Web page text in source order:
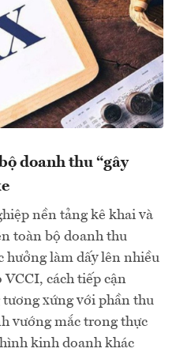
doanh thu “gây
nền tảng kê khai và
toàn bộ doanh thu
hưởng làm dấy lên nhiều
cách tiếp cận
xứng với phần thu
vướng mắc trong thực
kinh doanh khác